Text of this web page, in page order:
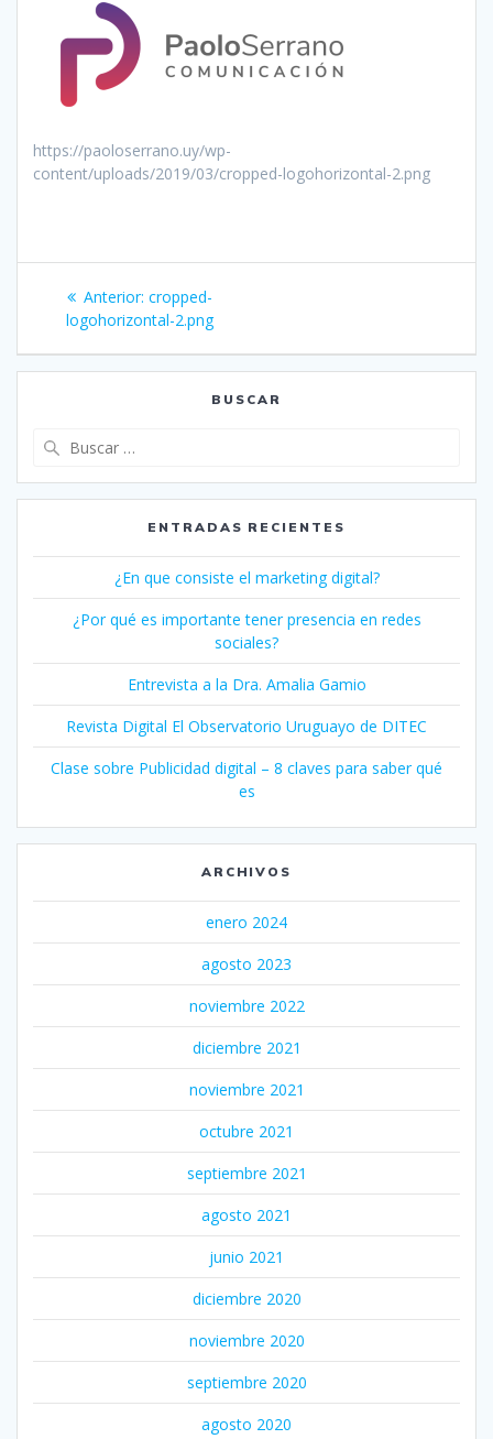
https://paoloserrano.uy/wp-
content/uploads/2019/03/cropped-logohorizontal-2.png
Navegación
entradas
Anterior: Entrada
anterior:
cropped-
logohorizontal-2.png
BUSCAR
ENTRADAS RECIENTES
¿En que consiste el marketing digital?
¿Por qué es importante tener presencia en redes
sociales?
Entrevista a la Dra. Amalia Gamio
Revista Digital El Observatorio Uruguayo de DITEC
Clase sobre Publicidad digital – 8 claves para saber qué
es
ARCHIVOS
enero 2024
agosto 2023
noviembre 2022
diciembre 2021
noviembre 2021
octubre 2021
septiembre 2021
agosto 2021
junio 2021
diciembre 2020
noviembre 2020
septiembre 2020
agosto 2020